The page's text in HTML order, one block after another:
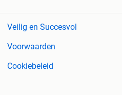
Veilig en Succesvol
Voorwaarden
Cookiebeleid